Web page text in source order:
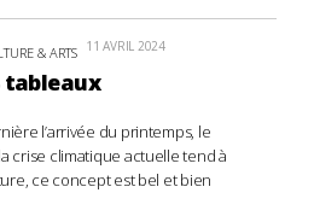
& ARTS 11 AVRIL 2024
tableaux
l’arrivée du printemps, le
crise climatique actuelle tend à
ce concept est bel et bien